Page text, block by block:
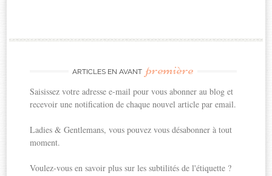
ARTICLES EN AVANT première
Saisissez votre adresse e-mail pour vous abonner au blog et
recevoir une notification de chaque nouvel article par email.
Ladies & Gentlemans, vous pouvez vous désabonner à tout
moment.
Voulez-vous en savoir plus sur les subtilités de l'étiquette ?